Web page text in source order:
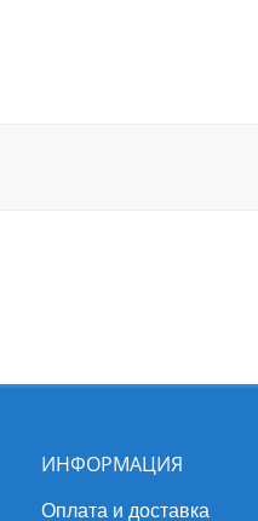
ИНФОРМАЦИЯ
Оплата и доставка